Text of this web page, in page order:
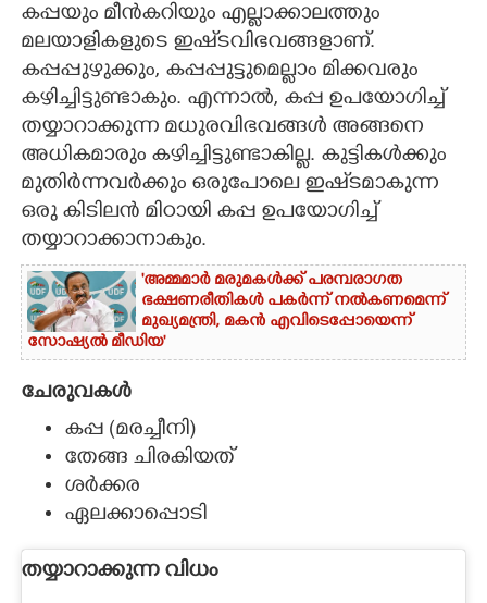
CARTOONS
LITERATURE
ZOOM
CONTACT US
കപ്പയും മീൻകറിയും എല്ലാക്കാലത്തും
മലയാളികളുടെ ഇഷ്‌ടവിഭവങ്ങളാണ്.
കപ്പപ്പുഴുക്കും, കപ്പപ്പുട്ടുമെല്ലാം മിക്കവരും
കഴിച്ചിട്ടുണ്ടാകും. എന്നാൽ, കപ്പ ഉപയോഗിച്ച്
തയ്യാറാക്കുന്ന മധുരവിഭവങ്ങൾ അങ്ങനെ
അധികമാരും കഴിച്ചിട്ടുണ്ടാകില്ല. കുട്ടികൾക്കും
മുതിർന്നവർക്കും ഒരുപോലെ ഇഷ്‌ടമാകുന്ന
ഒരു കിടിലൻ മിഠായി കപ്പ ഉപയോഗിച്ച്
തയ്യാറാക്കാനാകും.
'അമ്മമാർ മരുമകൾക്ക് പരമ്പരാഗത
ഭക്ഷണരീതികൾ പകർന്ന് നൽകണമെന്ന്
മുഖ്യമന്ത്രി, മകൻ എവിടെപ്പോയെന്ന്
സോഷ്യൽ മീഡിയ'
ചേരുവകൾ
കപ്പ (മരച്ചീനി)
തേങ്ങ ചിരകിയത്
ശർക്കര
ഏലക്കാപ്പൊടി
തയ്യാറാക്കുന്ന വിധം